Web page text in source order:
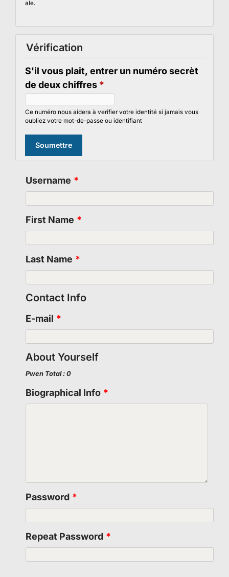
ale.
Vérification
S'il vous plait, entrer un numéro secrèt
de deux chiffres *
Ce numéro nous aidera à verifier votre identité si jamais vous
oubliez votre mot-de-passe ou identifiant
Username *
First Name *
Last Name *
Contact Info
E-mail *
About Yourself
Pwen Total : 0
Biographical Info *
Password *
Repeat Password *